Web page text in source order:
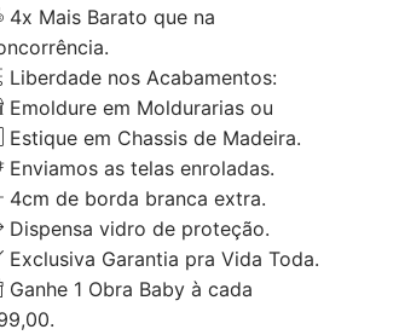
4x Mais Barato que na
Liberdade nos Acabamentos:
Emoldure em Moldurarias ou
Estique em Chassis de Madeira.
Enviamos as telas enroladas.
4cm de borda branca extra.
Dispensa vidro de proteção.
Exclusiva Garantia pra Vida Toda.
Ganhe 1 Obra Baby à cada